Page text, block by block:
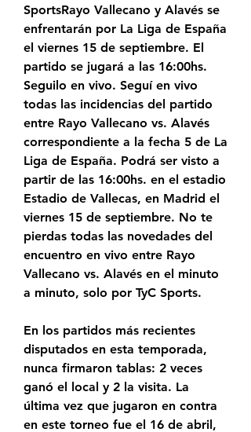
SportsRayo Vallecano y Alavés se
enfrentarán por La Liga de España
el viernes 15 de septiembre. El
partido se jugará a las 16:00hs.
Seguilo en vivo. Seguí en vivo
todas las incidencias del partido
entre Rayo Vallecano vs. Alavés
correspondiente a la fecha 5 de La
Liga de España. Podrá ser visto a
partir de las 16:00hs. en el estadio
Estadio de Vallecas, en Madrid el
viernes 15 de septiembre. No te
pierdas todas las novedades del
encuentro en vivo entre Rayo
Vallecano vs. Alavés en el minuto
a minuto, solo por TyC Sports.
En los partidos más recientes
disputados en esta temporada,
nunca firmaron tablas: 2 veces
ganó el local y 2 la visita. La
última vez que jugaron en contra
en este torneo fue el 16 de abril,